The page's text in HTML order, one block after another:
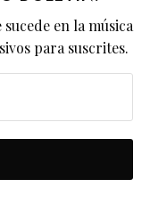
en la música
para suscrites.